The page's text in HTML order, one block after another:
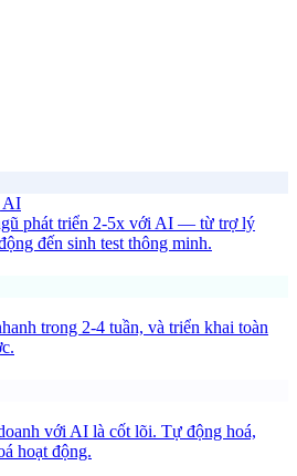
AI
phát triển 2-5x với AI — từ trợ lý
đến sinh test thông minh.
trong 2-4 tuần, và triển khai toàn
với AI là cốt lõi. Tự động hoá,
hoạt động.